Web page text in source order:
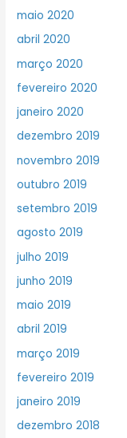
maio 2020
abril 2020
março 2020
fevereiro 2020
janeiro 2020
dezembro 2019
novembro 2019
outubro 2019
setembro 2019
agosto 2019
julho 2019
junho 2019
maio 2019
abril 2019
março 2019
fevereiro 2019
janeiro 2019
dezembro 2018